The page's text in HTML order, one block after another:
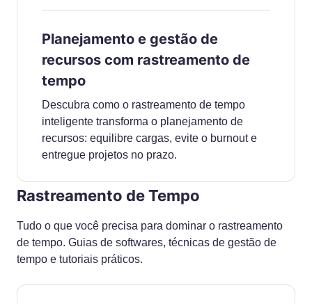
Planejamento e gestão de
recursos com rastreamento de
tempo
Descubra como o rastreamento de tempo
inteligente transforma o planejamento de
recursos: equilibre cargas, evite o burnout e
entregue projetos no prazo.
Rastreamento de Tempo
Tudo o que você precisa para dominar o rastreamento
de tempo. Guias de softwares, técnicas de gestão de
tempo e tutoriais práticos.